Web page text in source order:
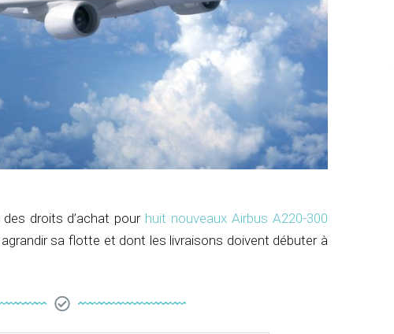
droits d’achat pour huit nouveaux Airbus A220-300
sa flotte et dont les livraisons doivent débuter à